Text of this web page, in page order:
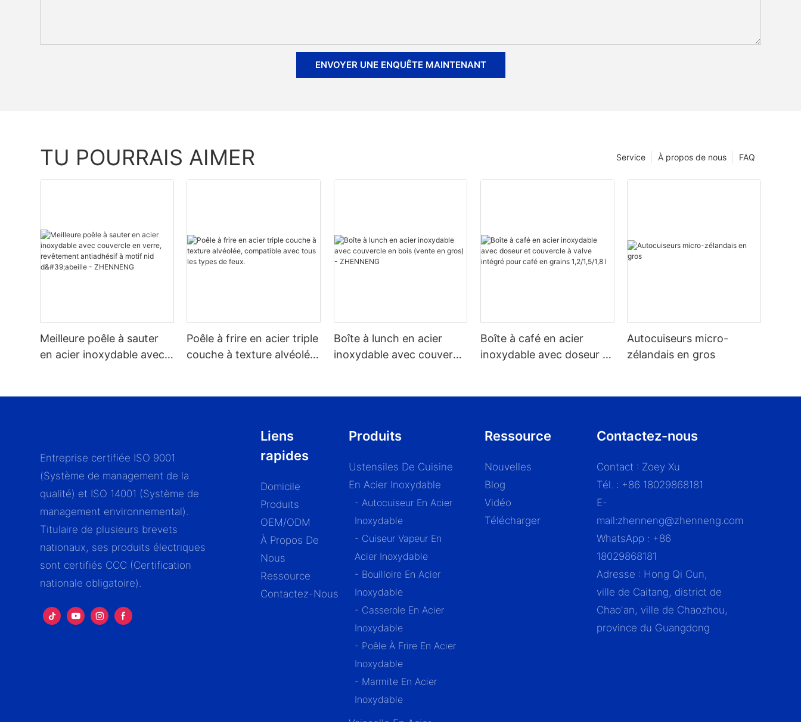
ENVOYER UNE ENQUÊTE MAINTENANT
TU POURRAIS AIMER FAQ
À propos de nous
Service
Meilleure poêle à sauter
en acier inoxydable avec
Poêle à frire en acier triple
couche à texture alvéolée,
Boîte à lunch en acier
inoxydable avec couvercle
Boîte à café en acier
inoxydable avec doseur et
Autocuiseurs micro-
zélandais en gros
Entreprise certifiée ISO 9001
(Système de management de la
qualité) et ISO 14001 (Système de
management environnemental).
Titulaire de plusieurs brevets
nationaux, ses produits électriques
sont certifiés CCC (Certification
nationale obligatoire).
Liens
rapides
Domicile
Produits
OEM/ODM
À Propos De
Nous
Ressource
Contactez-Nous
Produits
Ustensiles De Cuisine
En Acier Inoxydable
- Autocuiseur En Acier
Inoxydable
- Cuiseur Vapeur En
Acier Inoxydable
- Bouilloire En Acier
Inoxydable
- Casserole En Acier
Inoxydable
- Poêle À Frire En Acier
Inoxydable
- Marmite En Acier
Inoxydable
Ressource
Nouvelles
Blog
Vidéo
Télécharger
Contactez-nous
Contact : Zoey Xu
Tél. : +86 18029868181
E-
mail:zhenneng@zhenneng.com
WhatsApp : +86
18029868181
Adresse : Hong Qi Cun,
ville de Caitang, district de
Chao'an, ville de Chaozhou,
province du Guangdong